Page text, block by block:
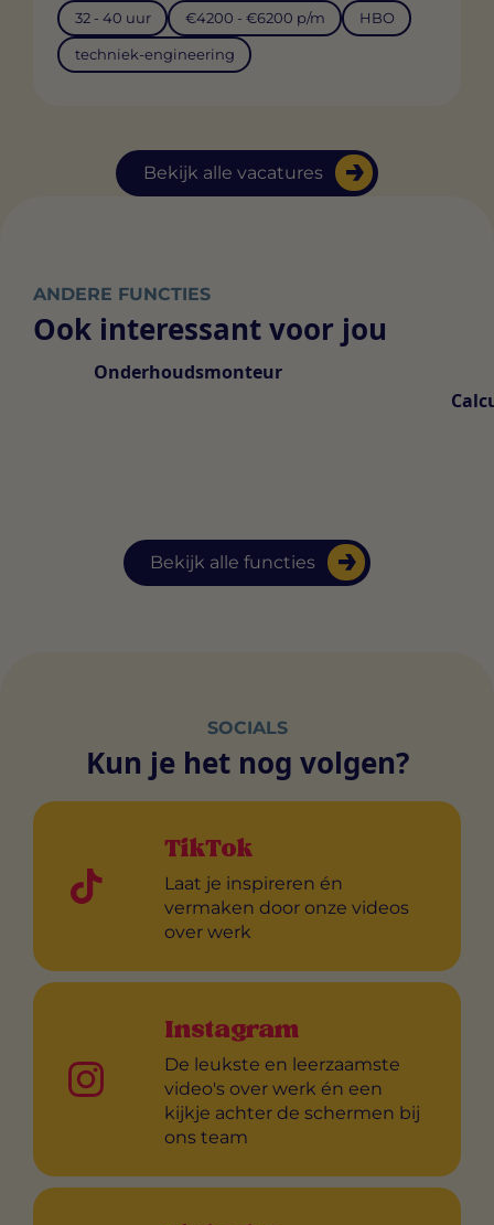
Bekijk alle vacatures
32 - 40 uur €4200 - €6200 p/m HBO
techniek-engineering
ANDERE FUNCTIES
Ook interessant voor jou
Bekijk alle functies
Onderhoudsmonteur
SOCIALS
Kun je het nog volgen?
TikTok
Laat je inspireren én
vermaken door onze videos
over werk
Instagram
De leukste en leerzaamste
video's over werk én een
kijkje achter de schermen bij
ons team